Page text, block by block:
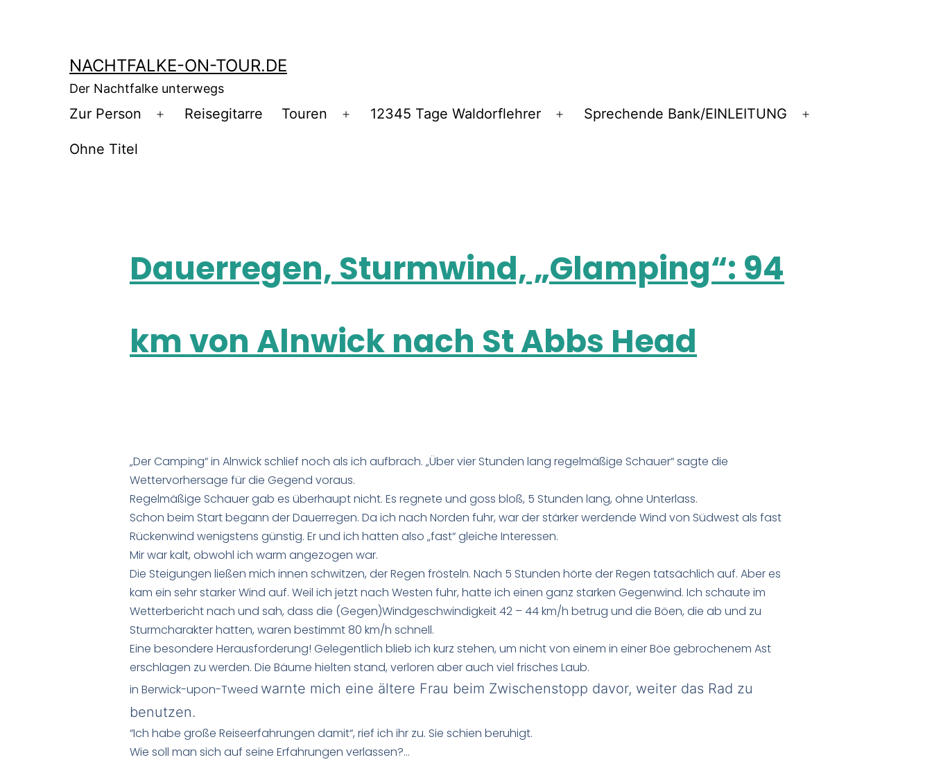
NACHTFALKE-ON-TOUR.DE
Der Nachtfalke unterwegs
Zur Person Reisegitarre Touren 12345 Tage Waldorflehrer Sprechende Bank/EINLEITUNG
Ohne Titel
Dauerregen, Sturmwind, „Glamping“: 94
km von Alnwick nach St Abbs Head
„Der Camping“ in Alnwick schlief noch als ich aufbrach. „Über vier Stunden lang regelmäßige Schauer“ sagte die
Wettervorhersage für die Gegend voraus.
Regelmäßige Schauer gab es überhaupt nicht. Es regnete und goss bloß, 5 Stunden lang, ohne Unterlass.
Schon beim Start begann der Dauerregen. Da ich nach Norden fuhr, war der stärker werdende Wind von Südwest als fast
Rückenwind wenigstens günstig. Er und ich hatten also „fast“ gleiche Interessen.
Mir war kalt, obwohl ich warm angezogen war.
Die Steigungen ließen mich innen schwitzen, der Regen frösteln. Nach 5 Stunden hörte der Regen tatsächlich auf. Aber es
kam ein sehr starker Wind auf. Weil ich jetzt nach Westen fuhr, hatte ich einen ganz starken Gegenwind. Ich schaute im
Wetterbericht nach und sah, dass die (Gegen)Windgeschwindigkeit 42 – 44 km/h betrug und die Böen, die ab und zu
Sturmcharakter hatten, waren bestimmt 80 km/h schnell.
Eine besondere Herausforderung! Gelegentlich blieb ich kurz stehen, um nicht von einem in einer Böe gebrochenem Ast
erschlagen zu werden. Die Bäume hielten stand, verloren aber auch viel frisches Laub.
in Berwick-upon-Tweed warnte mich eine ältere Frau beim Zwischenstopp davor, weiter das Rad zu
benutzen.
“Ich habe große Reiseerfahrungen damit“, rief ich ihr zu. Sie schien beruhigt.
Wie soll man sich auf seine Erfahrungen verlassen?…